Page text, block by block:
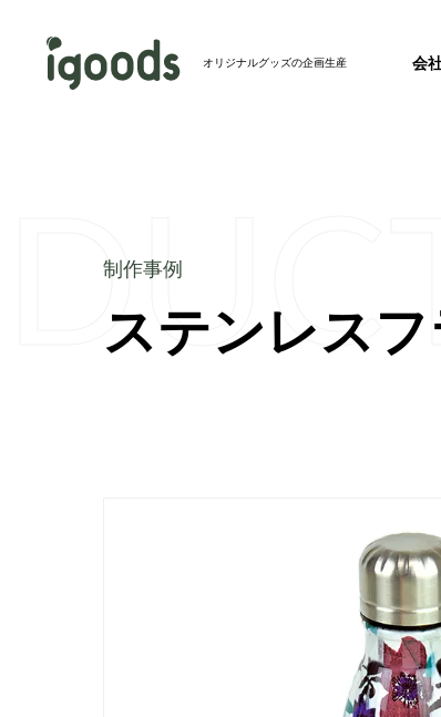
オリジナルグッズの企画生産 会
会社情報トップ
会
経営
完全
制作事例トップ
バ
【ホテル・旅館必見】パッケージを
2026.07.21
「ワンキャリア 就活クチコミアワー
ステンレス
制作事例